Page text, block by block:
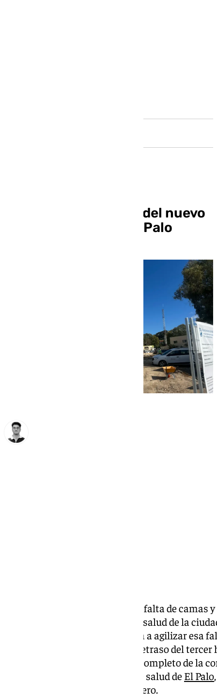
Comienzan las obras del nuevo
centro de salud de El Palo
sigue sufriendo la grave falta de
alta demanda en los centros de salud de la
consciente de ello, está obligada a agilizar esa
cuenta la capital. Ante el gran retraso del
promete ser el más moderno y completo de la
en las obras del nuevo centro de salud de El Palo
a partir de este jueves 13 de febrero.